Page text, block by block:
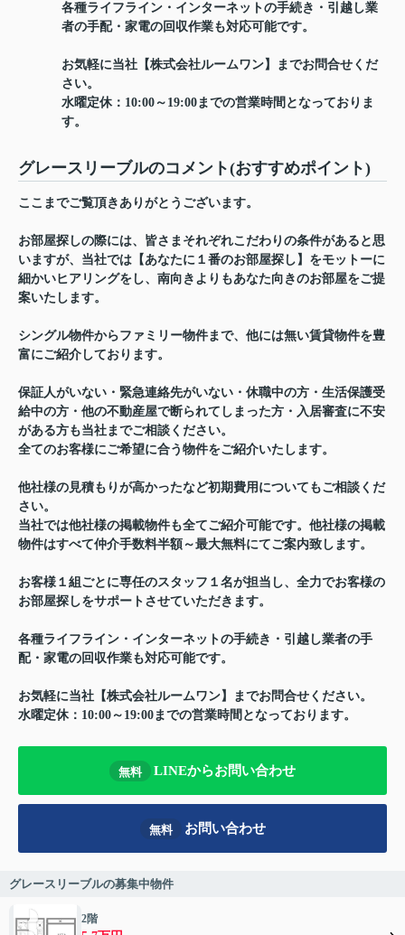
各種ライフライン・インターネットの手続き・引越し業
者の手配・家電の回収作業も対応可能です。
お気軽に当社【株式会社ルームワン】までお問合せくだ
さい。
水曜定休：10:00～19:00までの営業時間となっておりま
す。
グレースリーブルのコメント(おすすめポイント)
ここまでご覧頂きありがとうございます。
お部屋探しの際には、皆さまそれぞれこだわりの条件があると思
いますが、当社では【あなたに１番のお部屋探し】をモットーに
細かいヒアリングをし、南向きよりもあなた向きのお部屋をご提
案いたします。
シングル物件からファミリー物件まで、他には無い賃貸物件を豊
富にご紹介しております。
保証人がいない・緊急連絡先がいない・休職中の方・生活保護受
給中の方・他の不動産屋で断られてしまった方・入居審査に不安
がある方も当社までご相談ください。
全てのお客様にご希望に合う物件をご紹介いたします。
他社様の見積もりが高かったなど初期費用についてもご相談くだ
さい。
当社では他社様の掲載物件も全てご紹介可能です。他社様の掲載
物件はすべて仲介手数料半額～最大無料にてご案内致します。
お客様１組ごとに専任のスタッフ１名が担当し、全力でお客様の
お部屋探しをサポートさせていただきます。
各種ライフライン・インターネットの手続き・引越し業者の手
配・家電の回収作業も対応可能です。
お気軽に当社【株式会社ルームワン】までお問合せください。
水曜定休：10:00～19:00までの営業時間となっております。
無料 LINEからお問い合わせ
無料 お問い合わせ
グレースリーブルの募集中物件
2階